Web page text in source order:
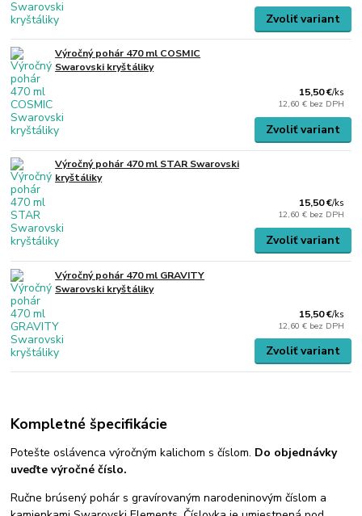
Zvoliť variant
Výročný pohár 470 ml COSMIC
Swarovski kryštáliky
15,50 €/ks
12,60 € bez DPH
Zvoliť variant
Výročný pohár 470 ml STAR Swarovski
kryštáliky
15,50 €/ks
12,60 € bez DPH
Zvoliť variant
Výročný pohár 470 ml GRAVITY
Swarovski kryštáliky
15,50 €/ks
12,60 € bez DPH
Zvoliť variant
Kompletné špecifikácie
Potešte oslávenca výročným kalichom s číslom. Do objednávky
uveďte výročné číslo.
Ručne brúsený pohár s gravírovaným narodeninovým číslom a